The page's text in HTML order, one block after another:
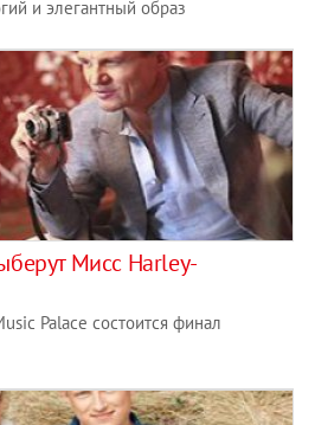
и элегантный образ
Мисс Harley-
Palace состоится финал